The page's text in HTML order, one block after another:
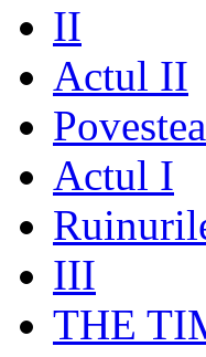
II
Actul II
Actul I
III
THE